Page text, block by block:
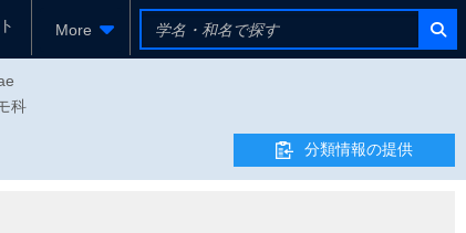
More
科
分類情報の提供